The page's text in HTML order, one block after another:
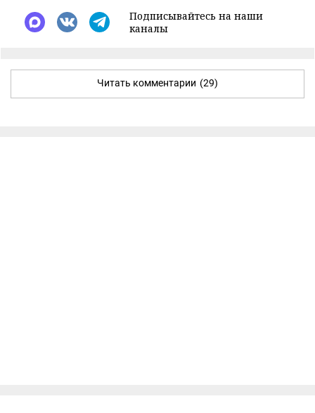
Подписывайтесь на наши
каналы
Читать комментарии (29)